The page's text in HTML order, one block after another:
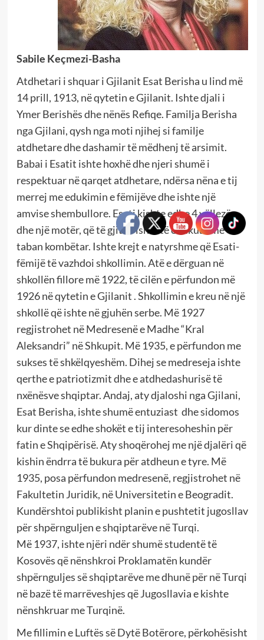
Sabile Keçmezi-Basha
Atdhetari i shquar i Gjilanit Esat Berisha u lind më
14 prill, 1913, në qytetin e Gjilanit. Ishte djali i
Ymer Berishës dhe nënës Refiqe. Familja Berisha
nga Gjilani, qysh nga moti njihej si familje
atdhetare dhe dashamir të mëdhenj të arsimit.
Babai i Esatit ishte hoxhë dhe njeri shumë i
respektuar në qarqet atdhetare, ndërsa nëna e tij
merrej me edukimin e fëmijëve dhe ishte një
amvise shembullore. Esati kishte edhe 4 vëllezër
dhe një motër, që të gjithë ishin të edukuar me
taban kombëtar. Ishte krejt e natyrshme që Esati-
fëmijë të vazhdoi shkollimin. Atë e dërguan në
shkollën fillore më 1922, të cilën e përfundon më
1926 në qytetin e Gjilanit . Shkollimin e kreu në një
shkollë që ishte në gjuhën serbe. Më 1927
regjistrohet në Medresenë e Madhe “Kral
Aleksandri” në Shkupit. Më 1935, e përfundon me
sukses të shkëlqyeshëm. Dihej se medreseja ishte
qerthe e patriotizmit dhe e atdhedashurisë të
nxënësve shqiptar. Andaj, aty djaloshi nga Gjilani,
Esat Berisha, ishte shumë entuziast dhe sidomos
kur dinte se edhe shokët e tij interesoheshin për
fatin e Shqipërisë. Aty shoqërohej me një djalëri që
kishin ëndrra të bukura për atdheun e tyre. Më
1935, posa përfundon medresenë, regjistrohet në
Fakultetin Juridik, në Universitetin e Beogradit.
Kundërshtoi publikisht planin e pushtetit jugosllav
për shpërnguljen e shqiptarëve në Turqi.
Më 1937, ishte njëri ndër shumë studentë të
Kosovës që nënshkroi Proklamatën kundër
shpërnguljes së shqiptarëve me dhunë për në Turqi
në bazë të marrëveshjes që Jugosllavia e kishte
nënshkruar me Turqinë.
Me fillimin e Luftës së Dytë Botërore, përkohësisht